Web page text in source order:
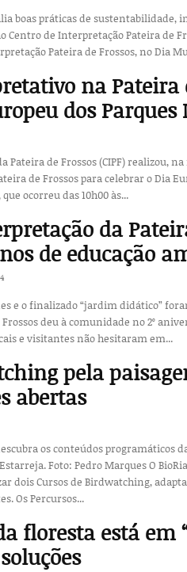
boas práticas de
Centro de Interpretação Pateira de
de Interpretação Pateira de Frossos, no
na Pateira
dos
Pateira de Frossos (CIPF) realizou,
de Frossos para celebrar o Dia
ocorreu das 10h00 às...
da
de educação
e o finalizado “jardim didático”
deu à comunidade no 2º
e visitantes não hesitaram em...
pela
abertas
os conteúdos programáticos
Estarreja junta-se à
dois Cursos de Birdwatching,
Os Percursos...
floresta está em